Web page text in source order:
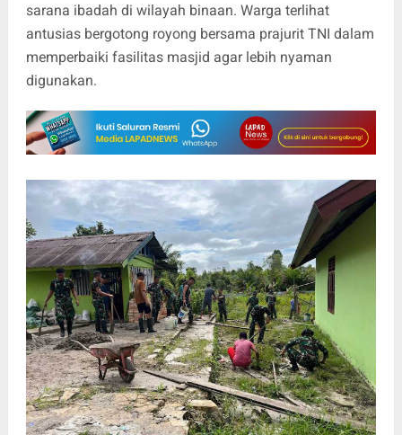
sarana ibadah di wilayah binaan. Warga terlihat
antusias bergotong royong bersama prajurit TNI dalam
memperbaiki fasilitas masjid agar lebih nyaman
digunakan.